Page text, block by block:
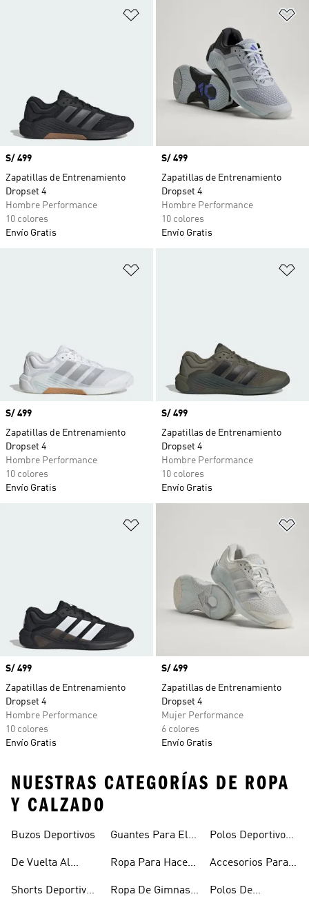
Precio
S/ 499
Zapatillas de Entrenamiento
Dropset 4
Hombre Performance
10 colores
Envío Gratis
Precio
S/ 499
Zapatillas de Entrenamiento
Dropset 4
Hombre Performance
10 colores
Envío Gratis
Precio
S/ 499
Zapatillas de Entrenamiento
Dropset 4
Hombre Performance
10 colores
Envío Gratis
Precio
S/ 499
Zapatillas de Entrenamiento
Dropset 4
Hombre Performance
10 colores
Envío Gratis
Precio
S/ 499
Zapatillas de Entrenamiento
Dropset 4
Hombre Performance
10 colores
Envío Gratis
Precio
S/ 499
Zapatillas de Entrenamiento
Dropset 4
Mujer Performance
6 colores
Envío Gratis
NUESTRAS CATEGORÍAS DE ROPA
Y CALZADO
Buzos Deportivos
De Vuelta Al
Shorts Deportivos
Guantes Para El
Ropa Para Hacer
Ropa De Gimnasio
Polos Deportivos
Camisero
Accesorios Para
Polos De